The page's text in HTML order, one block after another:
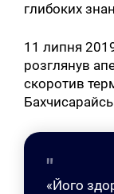
глибоких
11 липня
розглянув
скоротив
«Його